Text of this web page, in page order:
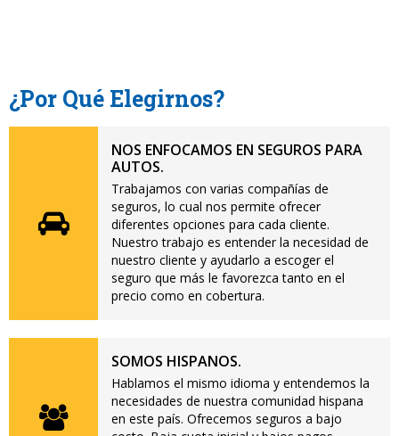
¿Por Qué Elegirnos?
NOS ENFOCAMOS EN SEGUROS PARA
AUTOS.
Trabajamos con varias compañías de
seguros, lo cual nos permite ofrecer
diferentes opciones para cada cliente.
Nuestro trabajo es entender la necesidad de
nuestro cliente y ayudarlo a escoger el
seguro que más le favorezca tanto en el
precio como en cobertura.
SOMOS HISPANOS.
Hablamos el mismo idioma y entendemos la
necesidades de nuestra comunidad hispana
en este país. Ofrecemos seguros a bajo